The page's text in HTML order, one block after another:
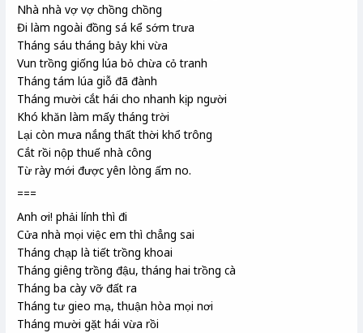
Nhà nhà vợ vợ chồng chồng
Đi làm ngoài đồng sá kể sớm trưa
Tháng sáu tháng bảy khi vừa
Vun trồng giống lúa bỏ chừa cỏ tranh
Tháng tám lúa giỗ đã đành
Tháng mười cắt hái cho nhanh kịp người
Khó khăn làm mấy tháng trời
Lại còn mưa nắng thất thời khổ trông
Cắt rồi nộp thuế nhà công
Từ rày mới được yên lòng ấm no.
===
Anh ơi! phải lính thì đi
Cửa nhà mọi việc em thì chẳng sai
Tháng chạp là tiết trồng khoai
Tháng giêng trồng đậu, tháng hai trồng cà
Tháng ba cày vỡ đất ra
Tháng tư gieo mạ, thuận hòa mọi nơi
Tháng mười gặt hái vừa rồi